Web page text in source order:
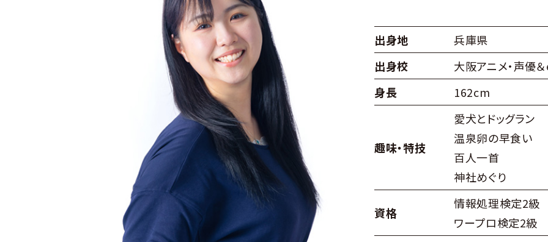
出身地
兵庫県
出身校
大阪アニメ・声優
身長
162cm
趣味・特技
愛犬とドッグラン
温泉卵の早食い
百人一首
神社めぐり
資格
情報処理検定2級
ワープロ検定2級